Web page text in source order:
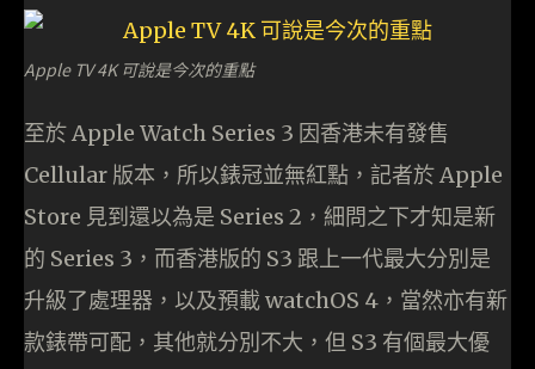
Apple TV 4K 可說是今次的重點
至於 Apple Watch Series 3 因香港未有發售
Cellular 版本，所以錶冠並無紅點，記者於 Apple
Store 見到還以為是 Series 2，細問之下才知是新
的 Series 3，而香港版的 S3 跟上一代最大分別是
升級了處理器，以及預載 watchOS 4，當然亦有新
款錶帶可配，其他就分別不大，但 S3 有個最大優